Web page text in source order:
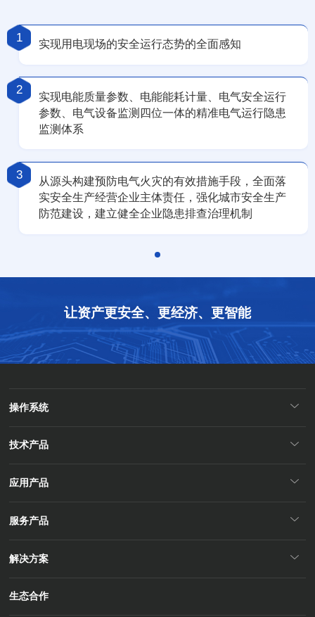
1 实现用电现场的安全运行态势的全面感知
2
实现电能质量参数、电能能耗计量、电气安全运行
参数、电气设备监测四位一体的精准电气运行隐患
监测体系
3
从源头构建预防电气火灾的有效措施手段，全面落
实安全生产经营企业主体责任，强化城市安全生产
防范建设，建立健全企业隐患排查治理机制
让资产更安全、更经济、更智能
操作系统
技术产品
应用产品
服务产品
解决方案
生态合作